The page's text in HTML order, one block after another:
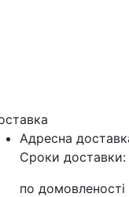
Адресна
Сроки доставки:
по домовленості